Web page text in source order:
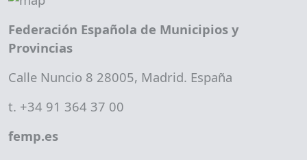
Federación Española de Municipios y
Provincias
Calle Nuncio 8 28005, Madrid. España
t. +34 91 364 37 00
femp.es